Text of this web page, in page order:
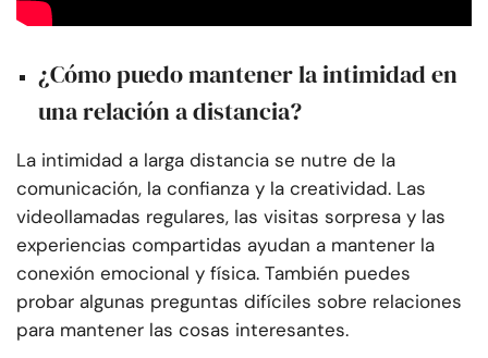
¿Cómo puedo mantener la intimidad en
una relación a distancia?
La intimidad a larga distancia se nutre de la
comunicación, la confianza y la creatividad. Las
videollamadas regulares, las visitas sorpresa y las
experiencias compartidas ayudan a mantener la
conexión emocional y física. También puedes
probar algunas preguntas difíciles sobre relaciones
para mantener las cosas interesantes.